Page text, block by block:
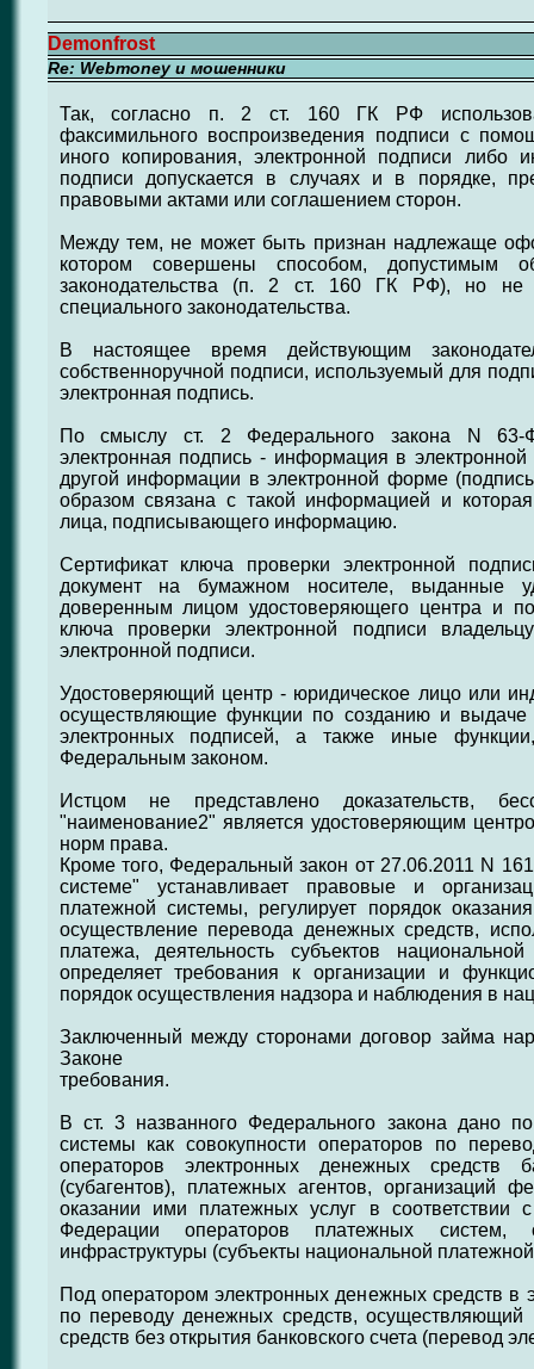
Demonfrost
Re: Webmoney и мошенники
Так, согласно п. 2 ст. 160 ГК РФ
факсимильного воспроизведения подписи с
иного копирования, электронной подписи либо
подписи допускается в случаях и в порядке,
правовыми актами или соглашением сторон.
Между тем, не может быть признан надлежаще
котором совершены способом, допустимым
законодательства (п. 2 ст. 160 ГК РФ), но не
специального законодательства.
В настоящее время действующим
собственноручной подписи, используемый для
электронная подпись.
По смыслу ст. 2 Федерального закона N 63-
электронная подпись - информация в
другой информации в электронной форме
образом связана с такой информацией и
лица, подписывающего информацию.
Сертификат ключа проверки электронной
документ на бумажном носителе, выданные
доверенным лицом удостоверяющего центра и
ключа проверки электронной подписи
электронной подписи.
Удостоверяющий центр - юридическое лицо или
осуществляющие функции по созданию и выдаче
электронных подписей, а также иные
Федеральным законом.
Истцом не представлено доказательств,
"наименование2" является удостоверяющим
норм права.
Кроме того, Федеральный закон от 27.06.2011 N
системе" устанавливает правовые и
платежной системы, регулирует порядок
осуществление перевода денежных средств,
платежа, деятельность субъектов
определяет требования к организации и
порядок осуществления надзора и наблюдения в
Заключенный между сторонами договор займа
Законе
требования.
В ст. 3 названного Федерального закона дано
системы как совокупности операторов по
операторов электронных денежных средств
(субагентов), платежных агентов, организаций
оказании ими платежных услуг в соответствии с
Федерации операторов платежных систем,
инфраструктуры (субъекты национальной
Под оператором электронных денежных средств в
по переводу денежных средств,
средств без открытия банковского счета (перевод